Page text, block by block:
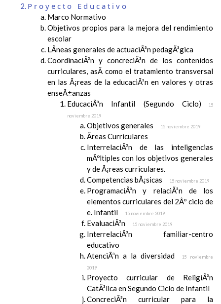
Proyecto Educativo
Marco Normativo
Objetivos propios para la mejora del rendimiento
escolar
LÃ­neas generales de actuaciÃ³n pedagÃ³gica
CoordinaciÃ³n y concreciÃ³n de los contenidos
curriculares, asÃ­ como el tratamiento transversal
en las Ã¡reas de la educaciÃ³n en valores y otras
enseÃ±anzas
EducaciÃ³n Infantil (Segundo Ciclo)
15
noviembre 2019
Objetivos generales 15 noviembre 2019
Ãreas Curriculares
InterrelaciÃ³n de las inteligencias
mÃºltiples con los objetivos generales
y de Ã¡reas curriculares.
Competencias bÃ¡sicas
15 noviembre 2019
ProgramaciÃ³n y relaciÃ³n de los
elementos curriculares del 2Âº ciclo de
e. Infantil
15 noviembre 2019
EvaluaciÃ³n 15 noviembre 2019
InterrelaciÃ³n familiar-centro
educativo
AtenciÃ³n a la diversidad
15 noviembre
2019
Proyecto curricular de ReligiÃ³n
CatÃ³lica en Segundo Ciclo de Infantil
ConcreciÃ³n curricular para la